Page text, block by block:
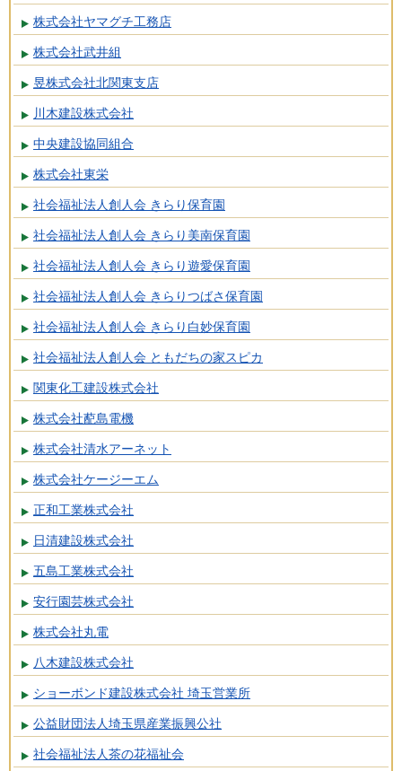
株式会社ヤマグチ工務店
株式会社武井組
昱株式会社北関東支店
川木建設株式会社
中央建設協同組合
株式会社東栄
社会福祉法人創人会 きらり保育園
社会福祉法人創人会 きらり美南保育園
社会福祉法人創人会 きらり遊愛保育園
社会福祉法人創人会 きらりつばさ保育園
社会福祉法人創人会 きらり白妙保育園
社会福祉法人創人会 ともだちの家スピカ
関東化工建設株式会社
株式会社蓜島電機
株式会社清水アーネット
株式会社ケージーエム
正和工業株式会社
日清建設株式会社
五島工業株式会社
安行園芸株式会社
株式会社丸電
八木建設株式会社
ショーボンド建設株式会社 埼玉営業所
公益財団法人埼玉県産業振興公社
社会福祉法人茶の花福祉会